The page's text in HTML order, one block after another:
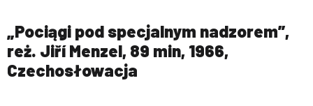
„Pociągi pod specjalnym nadzorem”,
reż. Jiří Menzel, 89 min, 1966,
Czechosłowacja